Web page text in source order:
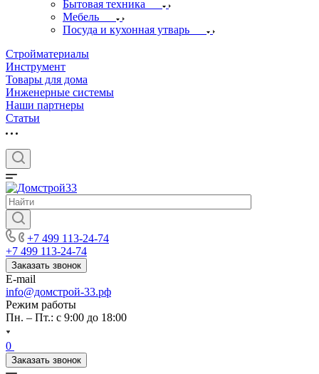
Бытовая техника
Мебель
Посуда и кухонная утварь
Стройматериалы
Инструмент
Товары для дома
Инженерные системы
Наши партнеры
Статьи
+7 499 113-24-74
+7 499 113-24-74
Заказать звонок
E-mail
info@домстрой-33.рф
Режим работы
Пн. – Пт.: с 9:00 до 18:00
0
Заказать звонок